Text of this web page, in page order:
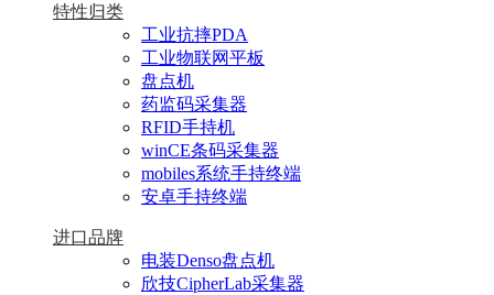
特性归类
工业抗摔PDA
工业物联网平板
盘点机
药监码采集器
RFID手持机
winCE条码采集器
mobiles系统手持终端
安卓手持终端
进口品牌
电装Denso盘点机
欣技CipherLab采集器